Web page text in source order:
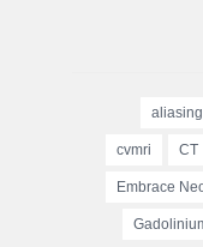
CT
cvmri
Embrace